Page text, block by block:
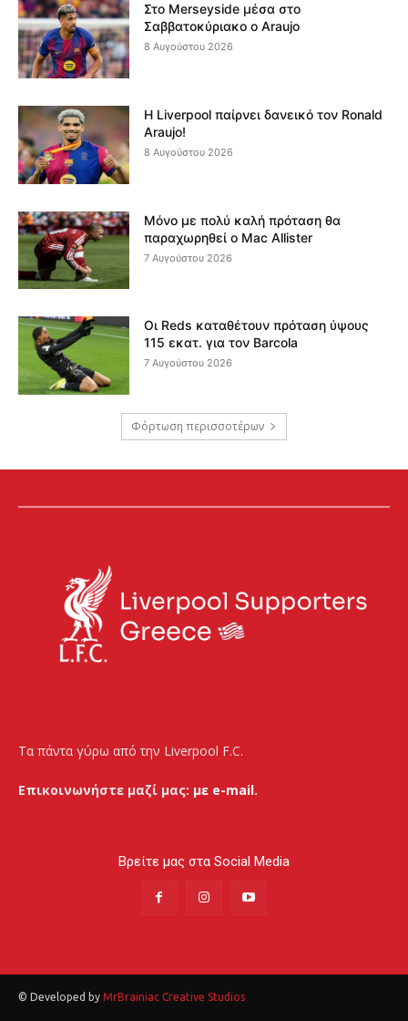
Στο Merseyside μέσα στο
Σαββατοκύριακο ο Araujo
8 Αυγούστου 2026
Η Liverpool παίρνει δανεικό τον Ronald
Araujo!
8 Αυγούστου 2026
Μόνο με πολύ καλή πρόταση θα
παραχωρηθεί ο Mac Allister
7 Αυγούστου 2026
Οι Reds καταθέτουν πρόταση ύψους
115 εκατ. για τον Barcola
7 Αυγούστου 2026
Φόρτωση περισσοτέρων
Τα πάντα γύρω από την Liverpool F.C.
Επικοινωνήστε μαζί μας: με e-mail.
Βρείτε μας στα Social Media
© Developed by MrBrainiac Creative Studios